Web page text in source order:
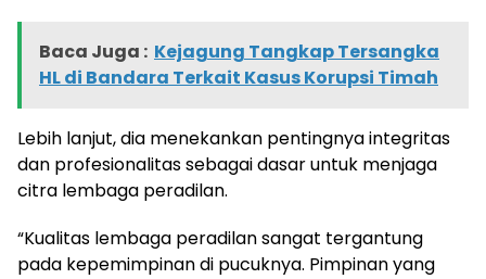
Baca Juga : Kejagung Tangkap Tersangka
HL di Bandara Terkait Kasus Korupsi Timah
Lebih lanjut, dia menekankan pentingnya integritas
dan profesionalitas sebagai dasar untuk menjaga
citra lembaga peradilan.
“Kualitas lembaga peradilan sangat tergantung
pada kepemimpinan di pucuknya. Pimpinan yang